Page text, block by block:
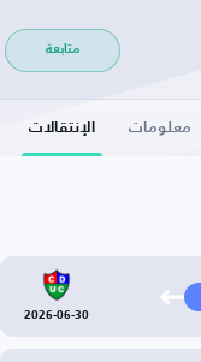
متابعة
معلومات الإنتقالات
2026-06-30